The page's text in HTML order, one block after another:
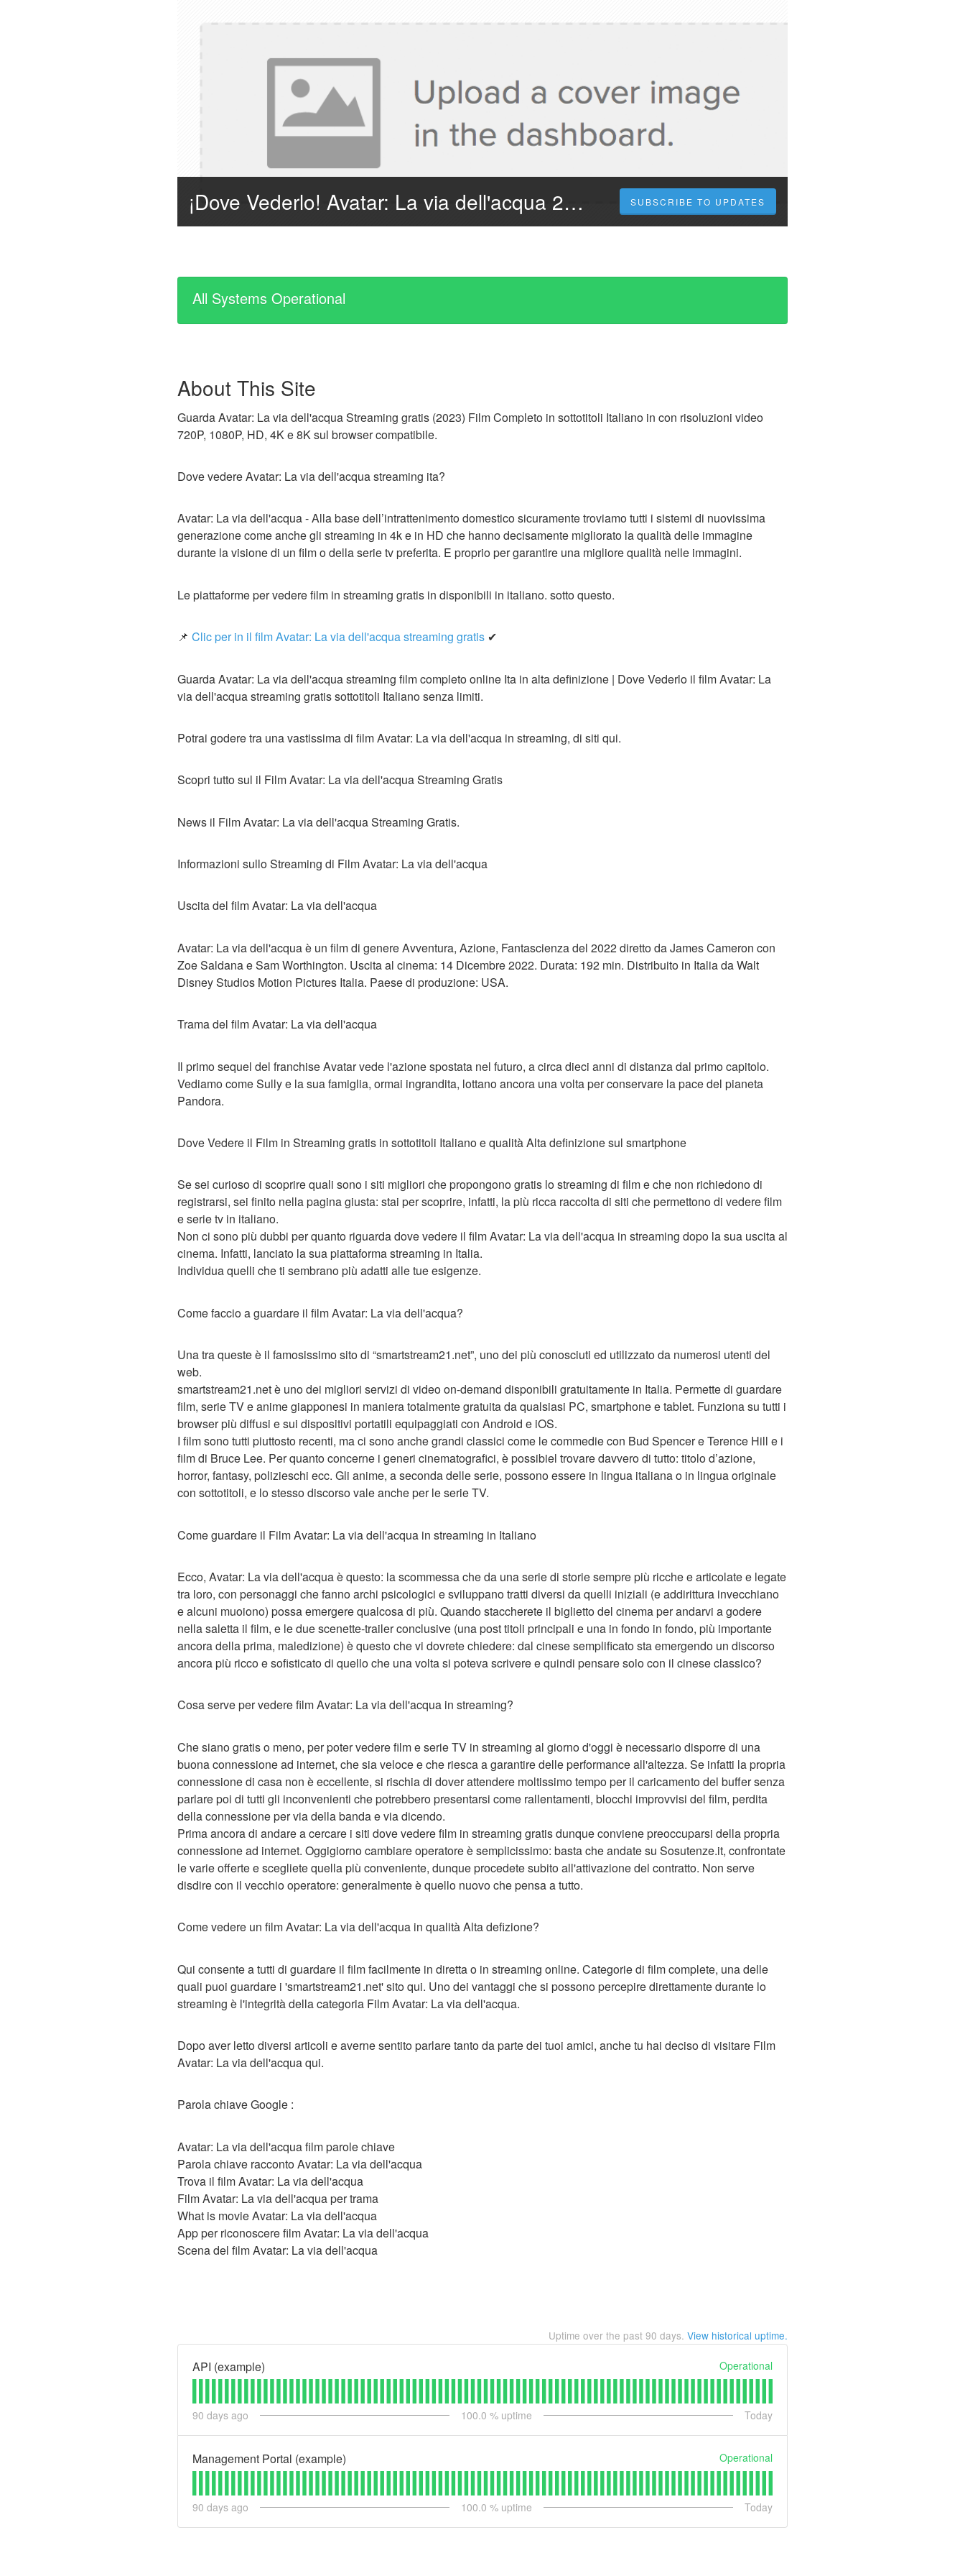
¡Dove Vederlo! Avatar: La via dell'acqua 2023 Streaming in Film Completo in Ita SUBSCRIBE TO UPDATES
All Systems Operational
About This Site
Guarda Avatar: La via dell'acqua Streaming gratis (2023) Film Completo in sottotitoli Italiano in con risoluzioni video
720P, 1080P, HD, 4K e 8K sul browser compatibile.
Dove vedere Avatar: La via dell'acqua streaming ita?
Avatar: La via dell'acqua - Alla base dell’intrattenimento domestico sicuramente troviamo tutti i sistemi di nuovissima
generazione come anche gli streaming in 4k e in HD che hanno decisamente migliorato la qualità delle immagine
durante la visione di un film o della serie tv preferita. E proprio per garantire una migliore qualità nelle immagini.
Le piattaforme per vedere film in streaming gratis in disponibili in italiano. sotto questo.
📌 Clic per in il film Avatar: La via dell'acqua streaming gratis ✔
Guarda Avatar: La via dell'acqua streaming film completo online Ita in alta definizione | Dove Vederlo il film Avatar: La
via dell'acqua streaming gratis sottotitoli Italiano senza limiti.
Potrai godere tra una vastissima di film Avatar: La via dell'acqua in streaming, di siti qui.
Scopri tutto sul il Film Avatar: La via dell'acqua Streaming Gratis
News il Film Avatar: La via dell'acqua Streaming Gratis.
Informazioni sullo Streaming di Film Avatar: La via dell'acqua
Uscita del film Avatar: La via dell'acqua
Avatar: La via dell'acqua è un film di genere Avventura, Azione, Fantascienza del 2022 diretto da James Cameron con
Zoe Saldana e Sam Worthington. Uscita al cinema: 14 Dicembre 2022. Durata: 192 min. Distribuito in Italia da Walt
Disney Studios Motion Pictures Italia. Paese di produzione: USA.
Trama del film Avatar: La via dell'acqua
Il primo sequel del franchise Avatar vede l'azione spostata nel futuro, a circa dieci anni di distanza dal primo capitolo.
Vediamo come Sully e la sua famiglia, ormai ingrandita, lottano ancora una volta per conservare la pace del pianeta
Pandora.
Dove Vedere il Film in Streaming gratis in sottotitoli Italiano e qualità Alta definizione sul smartphone
Se sei curioso di scoprire quali sono i siti migliori che propongono gratis lo streaming di film e che non richiedono di
registrarsi, sei finito nella pagina giusta: stai per scoprire, infatti, la più ricca raccolta di siti che permettono di vedere film
e serie tv in italiano.
Non ci sono più dubbi per quanto riguarda dove vedere il film Avatar: La via dell'acqua in streaming dopo la sua uscita al
cinema. Infatti, lanciato la sua piattaforma streaming in Italia.
Individua quelli che ti sembrano più adatti alle tue esigenze.
Come faccio a guardare il film Avatar: La via dell'acqua?
Una tra queste è il famosissimo sito di “smartstream21.net”, uno dei più conosciuti ed utilizzato da numerosi utenti del
web.
smartstream21.net è uno dei migliori servizi di video on-demand disponibili gratuitamente in Italia. Permette di guardare
film, serie TV e anime giapponesi in maniera totalmente gratuita da qualsiasi PC, smartphone e tablet. Funziona su tutti i
browser più diffusi e sui dispositivi portatili equipaggiati con Android e iOS.
I film sono tutti piuttosto recenti, ma ci sono anche grandi classici come le commedie con Bud Spencer e Terence Hill e i
film di Bruce Lee. Per quanto concerne i generi cinematografici, è possibiel trovare davvero di tutto: titolo d’azione,
horror, fantasy, polizieschi ecc. Gli anime, a seconda delle serie, possono essere in lingua italiana o in lingua originale
con sottotitoli, e lo stesso discorso vale anche per le serie TV.
Come guardare il Film Avatar: La via dell'acqua in streaming in Italiano
Ecco, Avatar: La via dell'acqua è questo: la scommessa che da una serie di storie sempre più ricche e articolate e legate
tra loro, con personaggi che fanno archi psicologici e sviluppano tratti diversi da quelli iniziali (e addirittura invecchiano
e alcuni muoiono) possa emergere qualcosa di più. Quando staccherete il biglietto del cinema per andarvi a godere
nella saletta il film, e le due scenette-trailer conclusive (una post titoli principali e una in fondo in fondo, più importante
ancora della prima, maledizione) è questo che vi dovrete chiedere: dal cinese semplificato sta emergendo un discorso
ancora più ricco e sofisticato di quello che una volta si poteva scrivere e quindi pensare solo con il cinese classico?
Cosa serve per vedere film Avatar: La via dell'acqua in streaming?
Che siano gratis o meno, per poter vedere film e serie TV in streaming al giorno d'oggi è necessario disporre di una
buona connessione ad internet, che sia veloce e che riesca a garantire delle performance all'altezza. Se infatti la propria
connessione di casa non è eccellente, si rischia di dover attendere moltissimo tempo per il caricamento del buffer senza
parlare poi di tutti gli inconvenienti che potrebbero presentarsi come rallentamenti, blocchi improvvisi del film, perdita
della connessione per via della banda e via dicendo.
Prima ancora di andare a cercare i siti dove vedere film in streaming gratis dunque conviene preoccuparsi della propria
connessione ad internet. Oggigiorno cambiare operatore è semplicissimo: basta che andate su Sosutenze.it, confrontate
le varie offerte e scegliete quella più conveniente, dunque procedete subito all'attivazione del contratto. Non serve
disdire con il vecchio operatore: generalmente è quello nuovo che pensa a tutto.
Come vedere un film Avatar: La via dell'acqua in qualità Alta defizione?
Qui consente a tutti di guardare il film facilmente in diretta o in streaming online. Categorie di film complete, una delle
quali puoi guardare i 'smartstream21.net' sito qui. Uno dei vantaggi che si possono percepire direttamente durante lo
streaming è l'integrità della categoria Film Avatar: La via dell'acqua.
Dopo aver letto diversi articoli e averne sentito parlare tanto da parte dei tuoi amici, anche tu hai deciso di visitare Film
Avatar: La via dell'acqua qui.
Parola chiave Google :
Avatar: La via dell'acqua film parole chiave
Parola chiave racconto Avatar: La via dell'acqua
Trova il film Avatar: La via dell'acqua
Film Avatar: La via dell'acqua per trama
What is movie Avatar: La via dell'acqua
App per riconoscere film Avatar: La via dell'acqua
Scena del film Avatar: La via dell'acqua
Uptime over the past 90 days. View historical uptime.
API (example) Operational
90 days ago 100.0 % uptime Today
Management Portal (example) Operational
90 days ago 100.0 % uptime Today